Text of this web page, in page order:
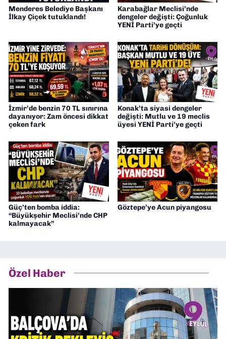
Menderes Belediye Başkanı
İlkay Çiçek tutuklandı!
Karabağlar Meclisi’nde
dengeler değişti: Çoğunluk
YENİ Parti’ye geçti
İzmir’de benzin 70 TL sınırına
dayanıyor: Zam öncesi dikkat
çeken fark
Konak’ta siyasi dengeler
değişti: Mutlu ve 19 meclis
üyesi YENİ Parti’ye geçti
Güç’ten bomba iddia:
“Büyükşehir Meclisi’nde CHP
kalmayacak”
Göztepe’ye Acun piyangosu
Özel Haber